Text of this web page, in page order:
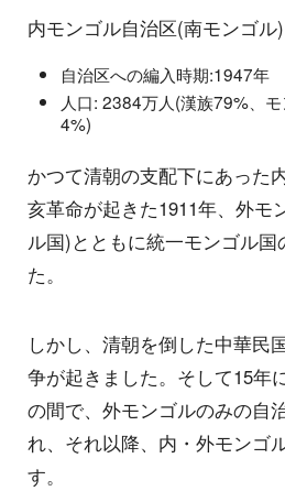
内モンゴル自治区(南モンゴル)
自治区への編入時期:1947年
人口: 2384万人(漢族79%、
4%)
かつて清朝の支配下にあった
亥革命が起きた1911年、外モ
ル国)とともに統一モンゴル国
た。
しかし、清朝を倒した中華民
争が起きました。そして15年
の間で、外モンゴルのみの自
れ、それ以降、内・外モンゴ
す。